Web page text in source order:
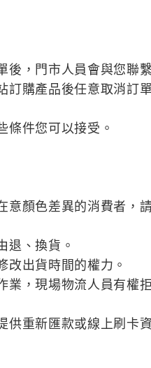
，門市人員會與您聯繫
訂購產品後任意取消訂
條件您可以接受。
意顏色差異的消費者，
退、換貨。
改出貨時間的權力。
業，現場物流人員有權
供重新匯款或線上刷卡